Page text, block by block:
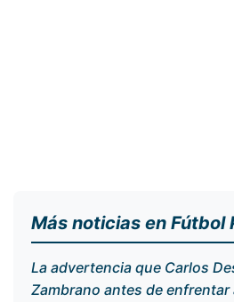
Más noticias en Fútbol
La advertencia que Carlos
Zambrano antes de enfrentar